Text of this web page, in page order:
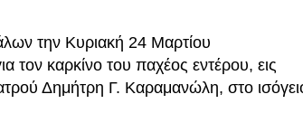
ΣΤΟ ΝΕΟ ΜΟΝΑΣΤΉΡΙ
την Κυριακή 24 Μαρτίου
τον καρκίνο του παχέος εντέρου, εις
Δημήτρη Γ. Καραμανώλη, στο